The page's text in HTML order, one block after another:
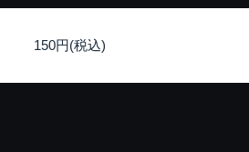
150円(税込)